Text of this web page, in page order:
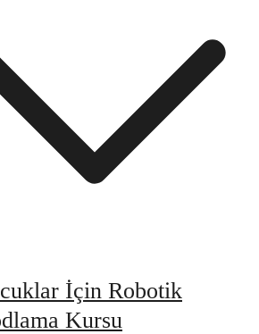
İçin Robotik
Kursu